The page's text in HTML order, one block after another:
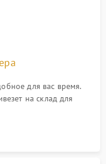
для вас время.
на склад для